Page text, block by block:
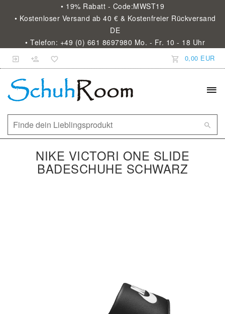
• 19% Rabatt - Code:MWST19
• Kostenloser Versand ab 40 € & Kostenfreier Rückversand
DE
• Telefon: +49 (0) 661 8697980 Mo. - Fr. 10 - 18 Uhr
0,00 EUR
NIKE VICTORI ONE SLIDE
BADESCHUHE SCHWARZ